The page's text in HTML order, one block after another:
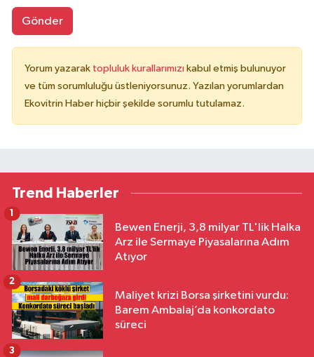
Gönder
Yorum yazarak topluluk kurallarımızı kabul etmiş bulunuyor
ve tüm sorumluluğu üstleniyorsunuz. Yazılan yorumlardan
Ekovitrin Haber hiçbir şekilde sorumlu tutulamaz.
Trend Haberler
Bewen Enerji, 3,8 milyar TL'lik Halka
Arz ile Sermaye Piyasalarına Adım
Atıyor
1
Maliyet krizi Borsa şirketini vurdu:
Barem Ambalaj’da konkordato
süreci
2
3